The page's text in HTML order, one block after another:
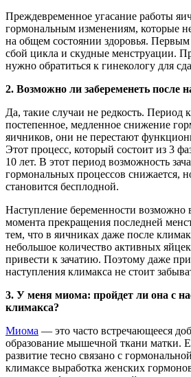
Преждевременное угасание работы
гормональным изменениям, которые
на общем состоянии здоровья.
сбой цикла и скудные менструации.
нужно обратиться к гинекологу для
2. Возможно ли забеременеть после
Да, такие случаи не редкость. Период
постепенное, медленное снижение
яичников, они не перестают
Этот процесс, который состоит из 3
10 лет. В этот период возможность
гормональных процессов снижается,
становится бесплодной.
Наступление беременности возможно
момента прекращения последней
тем, что в яичниках даже после
небольшое количество активных
привести к зачатию. Поэтому даже
наступления климакса не стоит
3. У меня миома: пройдет ли она с
климакса?
Миома — это часто встречающееся
образование мышечной ткани матки.
развитие тесно связано с
климаксе выработка женских